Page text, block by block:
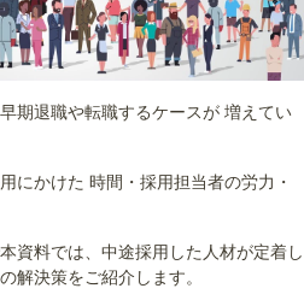
期退職や転職するケースが 増えてい
にかけた 時間・採用担当者の労力・
資料では、中途採用した人材が定着し
解決策をご紹介します。